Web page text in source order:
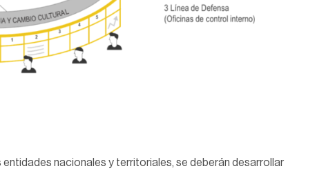
nacionales y territoriales, se deberán desarrollar